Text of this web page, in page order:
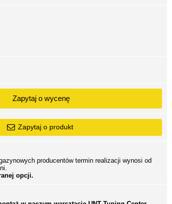
Zapytaj o wycenę
Zapytaj o produkt
producentów termin realizacji wynosi od
opcji.